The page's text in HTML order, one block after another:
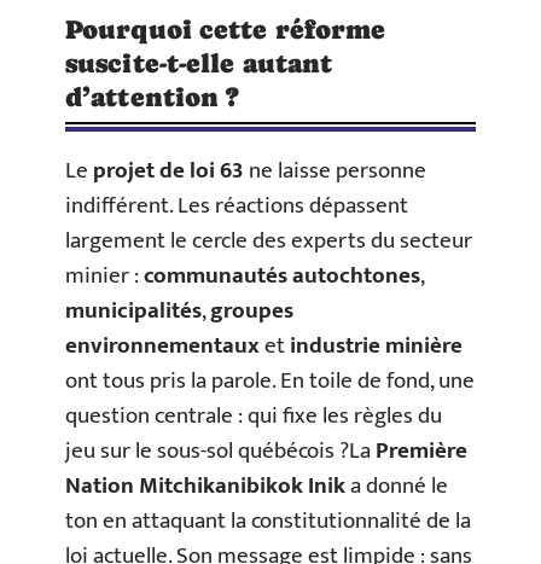
Pourquoi cette réforme
suscite-t-elle autant
d’attention ?
Leprojet de loi 63ne laisse personne
indifférent. Les réactions dépassent
largement le cercle des experts du secteur
minier :communautés autochtones,
municipalités,groupes
environnementauxetindustrie minière
ont tous pris la parole. En toile de fond, une
question centrale : qui fixe les règles du
jeu sur le sous-sol québécois ?LaPremière
Nation Mitchikanibikok Inika donné le
ton en attaquant la constitutionnalité de la
loi actuelle. Son message est limpide : sans